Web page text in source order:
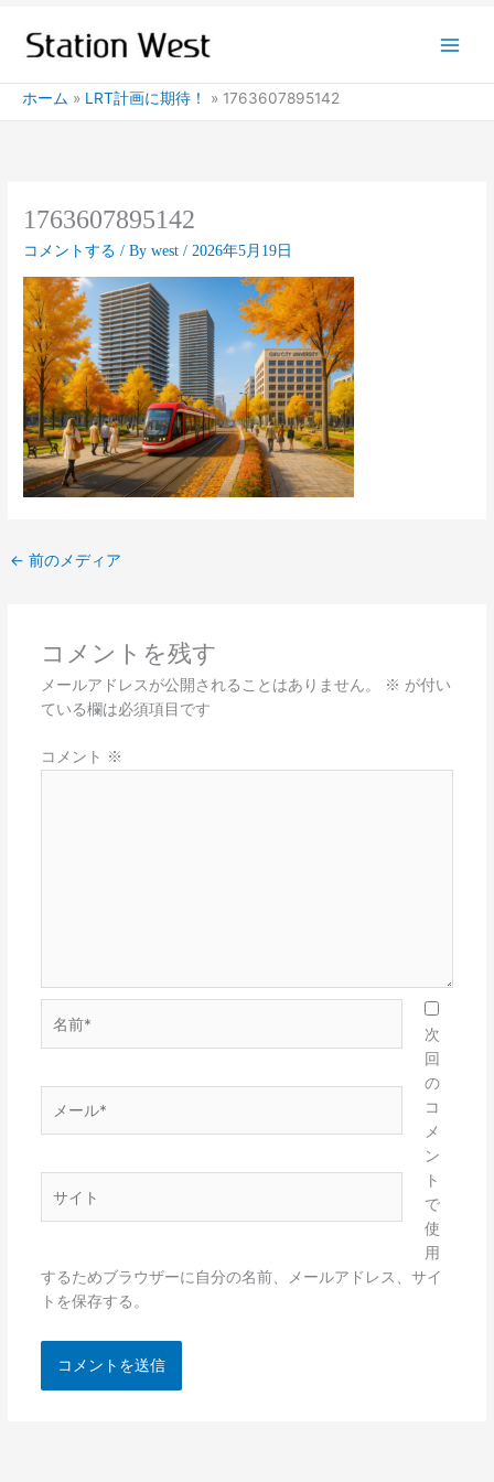
ス
ホーム LRT計画に期待！ 1763607895142
1763607895142
コメントする / Bywest/ 2026年5月19日
← 前のメディア
コメントを残す
メールアドレスが公開されることはありません。 ※ が付い
ている欄は必須項目です
コメント ※
前
ー
*
次
回
の
コ
メ
ン
ト
で
使
用
するためブラウザーに自分の名前、メールアドレス、サイ
トを保存する。